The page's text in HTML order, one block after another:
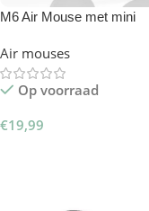
M6 Air Mouse met mini
Air mouses
Op voorraad
€19,99